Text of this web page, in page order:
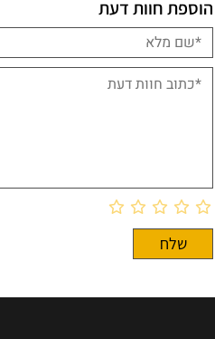
הוספת חוות דעת